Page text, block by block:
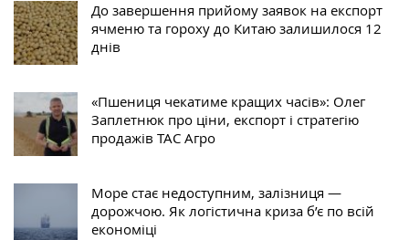
До завершення прийому заявок на експорт
ячменю та гороху до Китаю залишилося 12
днів
«Пшениця чекатиме кращих часів»: Олег
Заплетнюк про ціни, експорт і стратегію
продажів ТАС Агро
Море стає недоступним, залізниця —
дорожчою. Як логістична криза б’є по всій
економіці